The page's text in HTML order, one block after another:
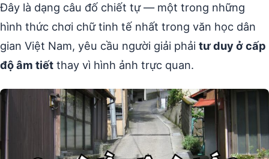
Đây là dạng câu đố chiết tự — một trong những
hình thức chơi chữ tinh tế nhất trong văn học dân
gian Việt Nam, yêu cầu người giải phải tư duy ở cấp
độ âm tiết thay vì hình ảnh trực quan.